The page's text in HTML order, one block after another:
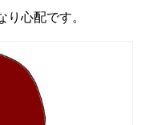
心配です。